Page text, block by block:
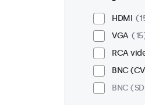
HDMI
VGA
15
RCA
BNC
BNC